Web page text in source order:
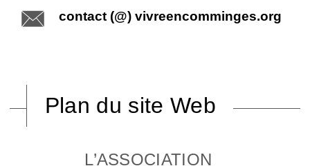
contact (@) vivreencomminges.org
Plan du site Web
L’ASSOCIATION